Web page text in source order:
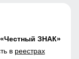
«Честный ЗНАК»
в реестрах